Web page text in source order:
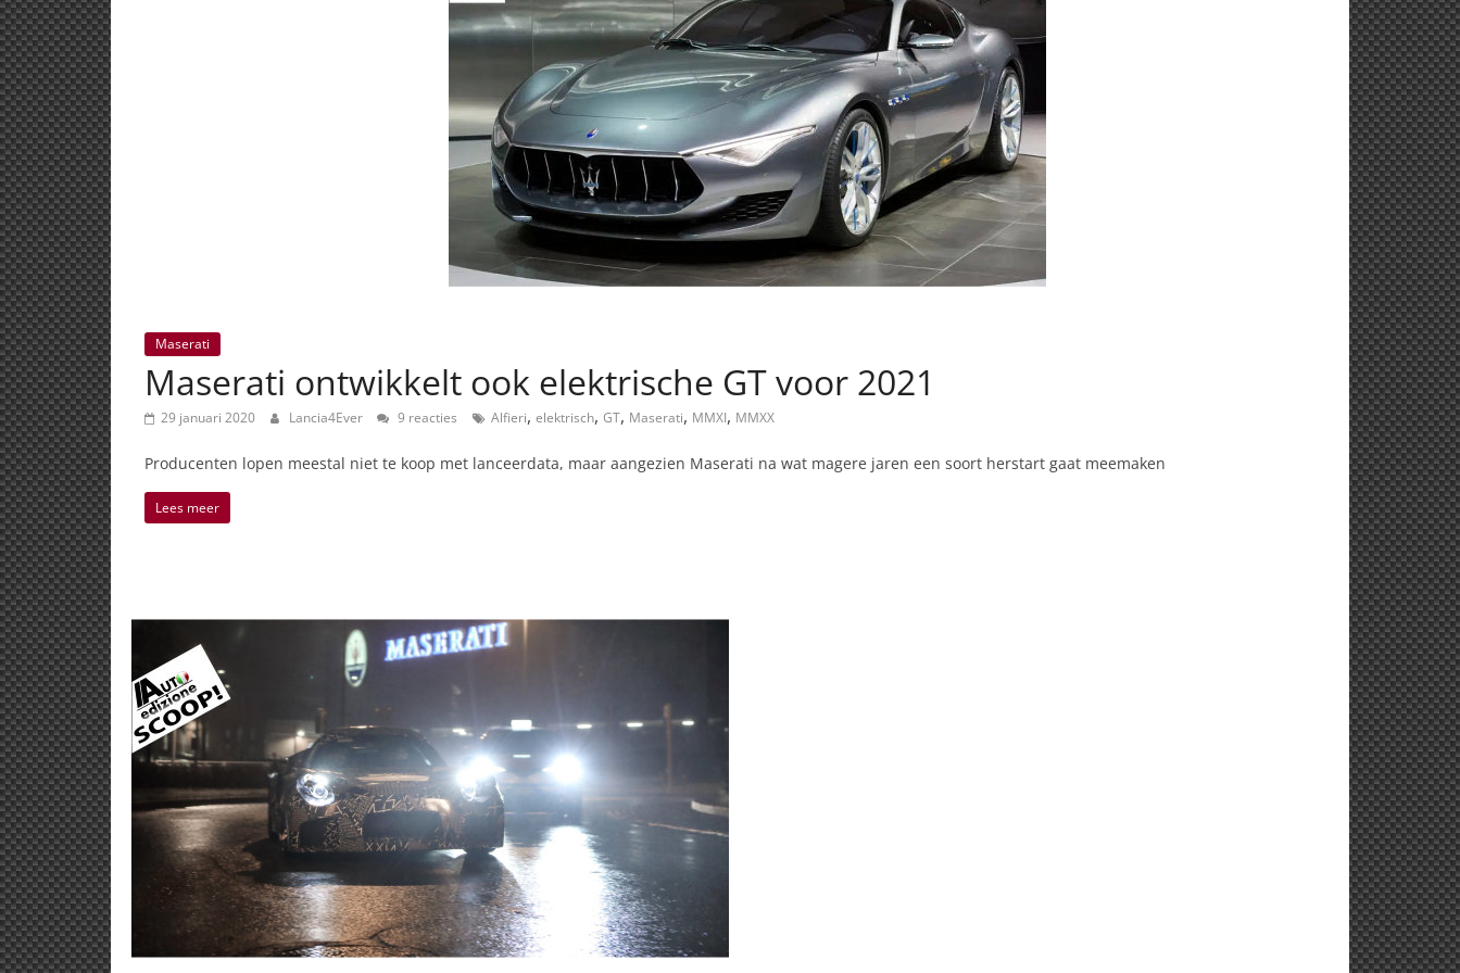
Maserati
Maserati ontwikkelt ook elektrische GT voor 2021
29 januari 2020 Lancia4Ever 9 reacties Alfieri, elektrisch, GT, Maserati, MMXI, MMXX
Producenten lopen meestal niet te koop met lanceerdata, maar aangezien Maserati na wat magere jaren een soort herstart gaat meemaken
Lees meer